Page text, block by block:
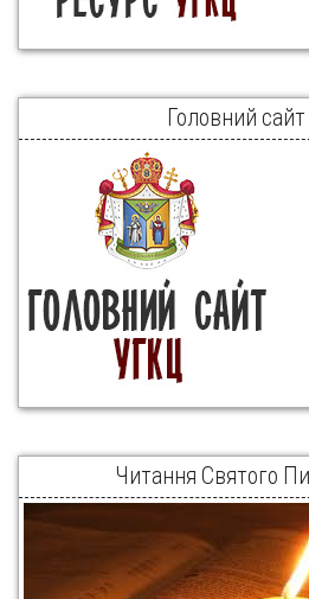
Головний
Читання Святого